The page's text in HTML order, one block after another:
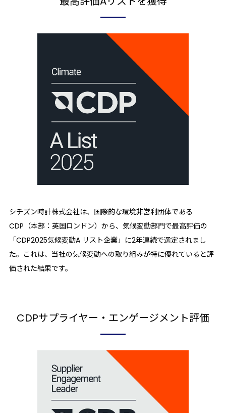
シチズン時計株式会社は、国際的な環境非営利団体である
CDP（本部：英国ロンドン）から、気候変動部門で最高評価の
「CDP2025気候変動A リスト企業」に2年連続で選定されまし
た。これは、当社の気候変動への取り組みが特に優れていると評
価された結果です。
CDPサプライヤー・ エンゲージメント評価